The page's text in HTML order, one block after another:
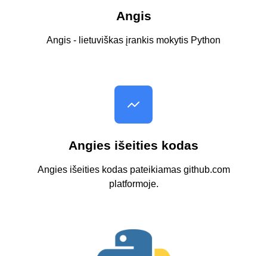
Angis
Angis - lietuviškas įrankis mokytis Python
Angies išeities kodas
Angies išeities kodas pateikiamas github.com
platformoje.